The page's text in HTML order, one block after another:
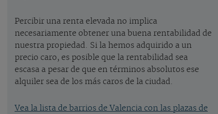
Percibir una renta elevada no implica
necesariamente obtener una buena rentabilidad de
nuestra propiedad. Si la hemos adquirido a un
precio caro, es posible que la rentabilidad sea
escasa a pesar de que en términos absolutos ese
alquiler sea de los más caros de la ciudad.
Vea la lista de barrios de Valencia con las plazas de